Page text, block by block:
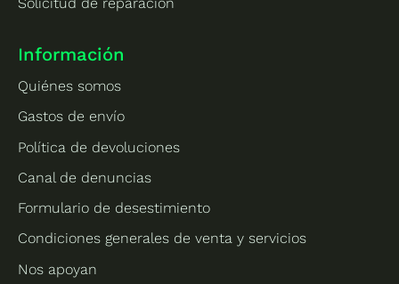
Solicitud de reparación
Información
Quiénes somos
Gastos de envío
Política de devoluciones
Canal de denuncias
Formulario de desestimiento
Condiciones generales de venta y servicios
Nos apoyan